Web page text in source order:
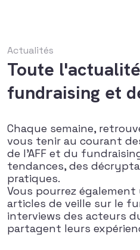
Actualités
Toute
fundraising et
Chaque semaine,
vous tenir au courant
de l’AFF et du
tendances, des
pratiques.
Vous pourrez
articles de veille sur le
interviews des acteurs
partagent leurs